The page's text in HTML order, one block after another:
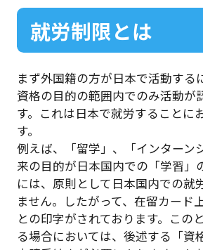
就労制限とは
まず外国籍の方が日本で活動する
資格の目的の範囲内でのみ活動が
す。これは日本で就労することに
す。
例えば、「留学」、「インターン
来の目的が日本国内での「学習」
には、原則として日本国内での就
ません。したがって、在留カード
との印字がされております。この
る場合においては、後述する「資